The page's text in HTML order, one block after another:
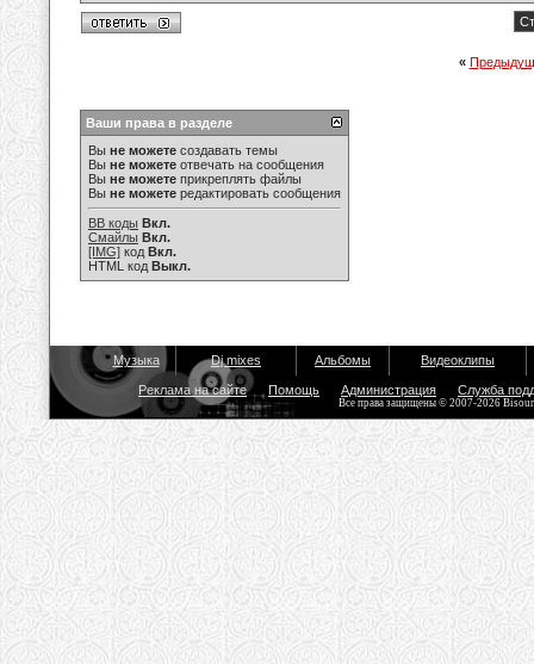
«
Ваши права в разделе
Вы не можете создавать темы
Вы не можете отвечать на сообщения
Вы не можете прикреплять файлы
Вы не можете редактировать сообщения
BB коды Вкл.
Смайлы Вкл.
[IMG] код Вкл.
HTML код Выкл.
Музыка Dj mixes Альбомы Видеоклипы
Реклама на сайте Помощь Администрация Служба
Все права защищены © 2007-2026